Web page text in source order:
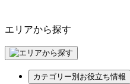
エリアから探す
カテゴリー別お役立ち情報